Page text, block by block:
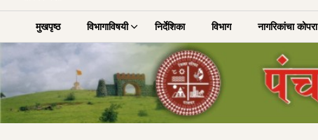
मुखपृष्ठ विभागाविषयी निर्देशिका विभाग नागरिकांचा कोपरा